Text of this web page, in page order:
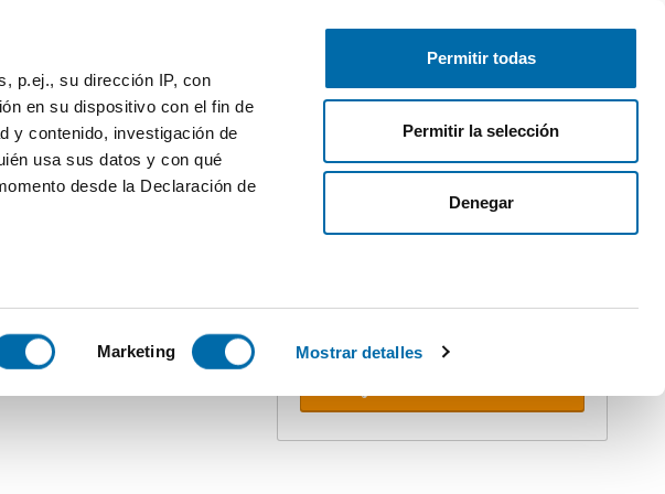
p.ej., su dirección IP, con
en su dispositivo con el fin de
y contenido, investigación de
usa sus datos y con qué
desde la Declaración de
específicas (huellas
y establezca sus
Marketing Mostrar detalles
Permitir todas
Permitir la selección
Denegar
Gratis inserieren Anmelden
Mehr Filter - 1
Lassen Sie sich nicht überholen.